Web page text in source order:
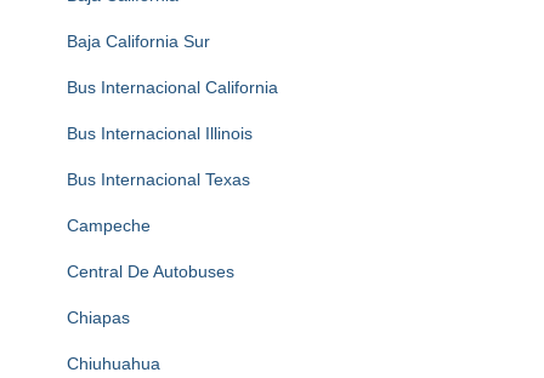
Baja California Sur
Bus Internacional California
Bus Internacional Illinois
Bus Internacional Texas
Campeche
Central De Autobuses
Chiapas
Chiuhuahua